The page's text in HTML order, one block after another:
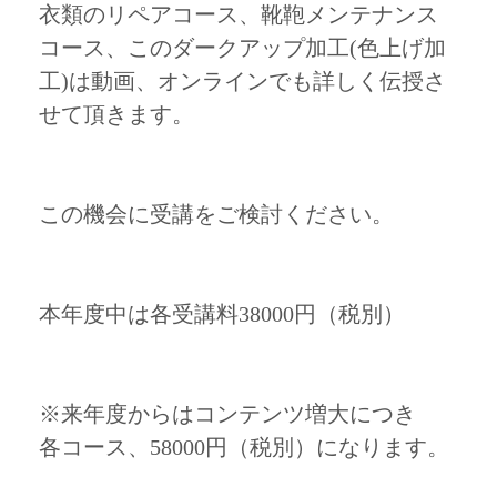
衣類のリペアコース、靴鞄メンテナンス
コース、このダークアップ加工(色上げ加
工)は動画、オンラインでも詳しく伝授さ
せて頂きます。
この機会に受講をご検討ください。
本年度中は各受講料38000円（税別）
※来年度からはコンテンツ増大につき
各コース、58000円（税別）になります。